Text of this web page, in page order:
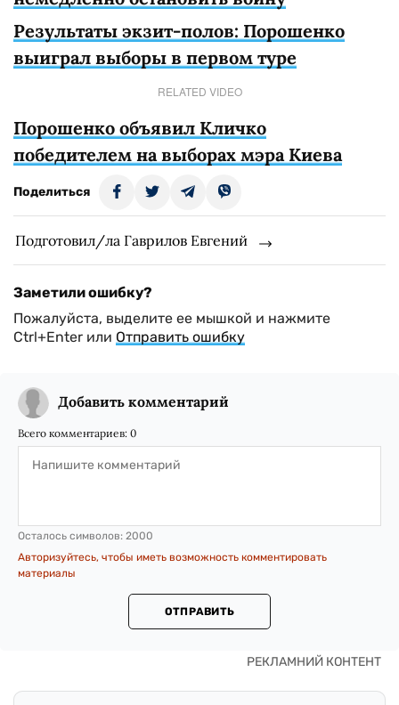
Результаты экзит-полов: Порошенко
выиграл выборы в первом туре
RELATED VIDEO
Порошенко объявил Кличко
победителем на выборах мэра Киева
Поделиться
Подготовил/ла Гаврилов Евгений
Заметили ошибку?
Пожалуйста, выделите ее мышкой и нажмите
Ctrl+Enter или Отправить ошибку
Добавить комментарий
Всего комментариев: 0
Осталось символов: 2000
Авторизуйтесь, чтобы иметь возможность комментировать
материалы
ОТПРАВИТЬ